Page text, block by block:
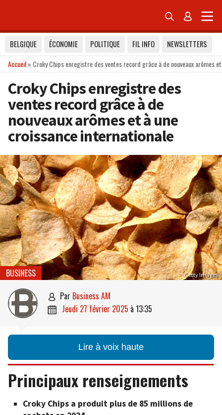
 
BELGIQUE ÉCONOMIE POLITIQUE FIL INFO
NEWSLETTERS
Accueil» Croky Chips enregistre des ventes record grâce à de nouveaux arômes
Croky Chips enregistre des
ventes record grâce à de
nouveaux arômes et à une
croissance internationale
Getty Images
BUSINESS
 par Business AM
 jeudi 27 février 2025 à 13:35
Lire à voix haute
Principaux renseignements
Croky Chips a produit plus de 85 millions de